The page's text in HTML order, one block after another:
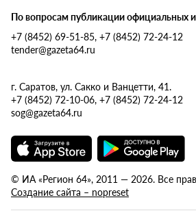
По вопросам публикации официальных
+7 (8452) 69-51-85, +7 (8452) 72-24-12
tender@gazeta64.ru
г. Саратов, ул. Сакко и Ванцетти, 41.
+7 (8452) 72-10-06, +7 (8452) 72-24-12
sog@gazeta64.ru
© ИА «Регион 64», 2011 — 2026. Все
Создание сайта – nopreset